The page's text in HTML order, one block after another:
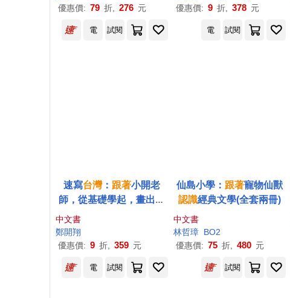
優惠價: 79 折, 276 元
優惠價: 9 折, 378 元
電 試閱 電 試閱
速寫台灣： 跟著小開老
師，從基礎學起，畫出你
中文書
鄭開翔
優惠價: 9 折, 359 元
仙島小學： 跟著寵物仙獸
認識經典文學(全套兩冊)
中文書
林哲璋 BO2
優惠價: 75 折, 480 元
電 試閱 試閱